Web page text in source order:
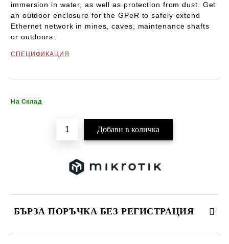
immersion in water, as well as protection from dust. Get
an outdoor enclosure for the GPeR to safely extend
Ethernet network in mines, caves, maintenance shafts
or outdoors.
СПЕЦИФИКАЦИЯ
На Склад
БЪРЗА ПОРЪЧКА БЕЗ РЕГИСТРАЦИЯ